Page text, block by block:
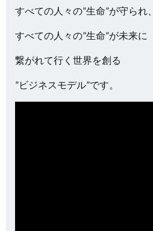
すべての人々の”生命”が守られ、
すべての人々の”生命”が未来に
繋がれて行く世界を創る
”ビジネスモデル”です。